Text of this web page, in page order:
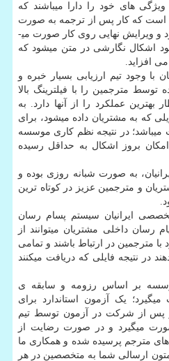
های خود را دارا می­باشند که
است که کار پس از ترجمه به صورت
و ویرایش نهایی روی کار صورت می­
اشکال نگارشی در متن می­شود که
افزاید.
وجود تیم ارزیابی بسیار خبره و
مترجمین را با فیلترینگ بالا
بهترین عملکرد را از آن­ها دارد. به
که به مشتریان داده می­شود، برای
متن ها هم 24 ساعت می­باشد؛ در نتیجه نظم کاری موسسه
بروز اشکال به حداقل رسیده
به صورت شبانه روزی بوده و
و مترجمین عزیز در کوتاه ترین
ایرانیان سیستم پسام رسان
داخلی مشتریان می­توانند از
مترجمین در ارتباط باشند و تمامی
در نتیجه فایلی که دریافت می­کنند
بر اساس رزومه و سابقه ی
یک آزمون استاندارد برای
پس از شرکت در آزمون توسط تیم
میگیرد و در صورت رضایت از
مترجم پرسیده شده و همکاری ما
متون ارسالی شما به متخصصین در هر